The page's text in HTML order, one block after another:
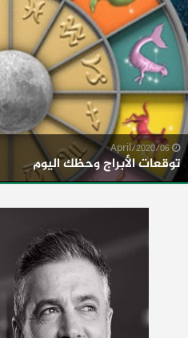
توقعات الأبراج وحظك اليوم